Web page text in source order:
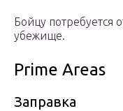
Бойцу потребуется
убежище.
Prime Areas
Заправка